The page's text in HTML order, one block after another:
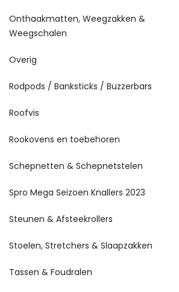
Onthaakmatten, Weegzakken &
Weegschalen
Overig
Rodpods / Banksticks / Buzzerbars
Roofvis
Rookovens en toebehoren
Schepnetten & Schepnetstelen
Spro Mega Seizoen Knallers 2023
Steunen & Afsteekrollers
Stoelen, Stretchers & Slaapzakken
Tassen & Foudralen